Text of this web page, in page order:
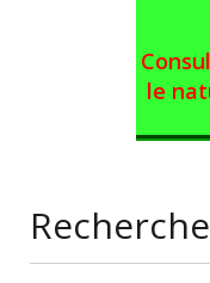
le
Recherche